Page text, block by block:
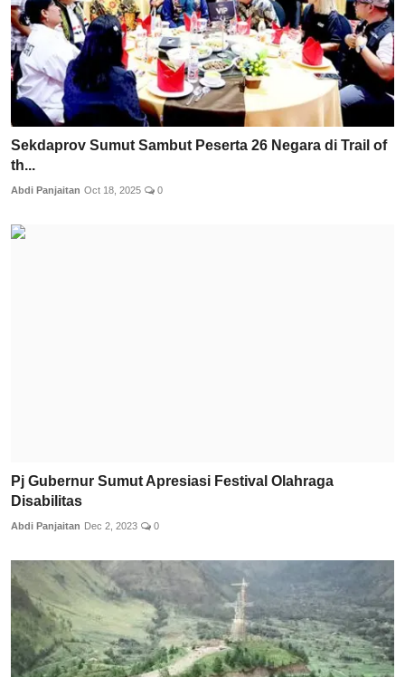
Sekdaprov Sumut Sambut Peserta 26 Negara di Trail of
th...
Abdi Panjaitan Oct 18, 2025 0
Pj Gubernur Sumut Apresiasi Festival Olahraga
Disabilitas
Abdi Panjaitan Dec 2, 2023 0